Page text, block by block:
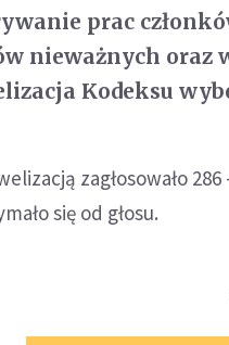
prac
nieważnych oraz
Kodeksu
zagłosowało
się od głosu.